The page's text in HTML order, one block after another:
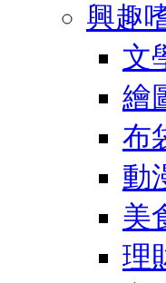
興趣
文
繪
布
動
美
理